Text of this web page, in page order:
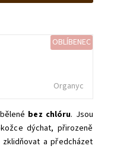
OBLÍBENEC
Organyc
bez chlóru. Jsou
dýchat, přirozeně
a předcházet